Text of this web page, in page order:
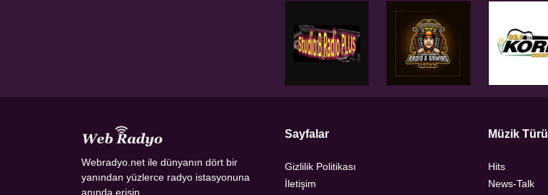
Webradyo.net ile dünyanın dört bir
yanından yüzlerce radyo istasyonuna
anında erişin.
Sayfalar
Gizlilik Politikası
İletişim
Müzik Türü
Hits
News-Talk